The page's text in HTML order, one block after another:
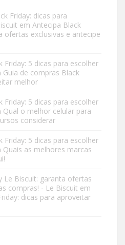
Friday: dicas para
em Antecipa Black
ofertas exclusivas e antecipe
Friday: 5 dicas para escolher
Guia de compras Black
melhor
Friday: 5 dicas para escolher
Qual o melhor celular para
considerar
Friday: 5 dicas para escolher
Quais as melhores marcas
Le Biscuit: garanta ofertas
compras! - Le Biscuit em
dicas para aproveitar